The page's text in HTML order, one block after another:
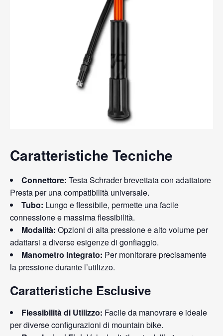
Caratteristiche Tecniche
Connettore: Testa Schrader brevettata con adattatore
Presta per una compatibilità universale.
Tubo: Lungo e flessibile, permette una facile
connessione e massima flessibilità.
Modalità: Opzioni di alta pressione e alto volume per
adattarsi a diverse esigenze di gonfiaggio.
Manometro Integrato: Per monitorare precisamente
la pressione durante l’utilizzo.
Caratteristiche Esclusive
Flessibilità di Utilizzo: Facile da manovrare e ideale
per diverse configurazioni di mountain bike.